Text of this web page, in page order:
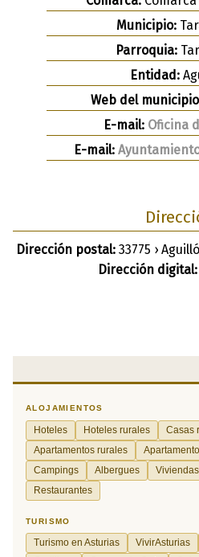
Municipio:
Parroquia:
Entidad:
Web del
E-mail: Oficina
E-mail:
Dirección postal: 33775 ›
Dirección digital: